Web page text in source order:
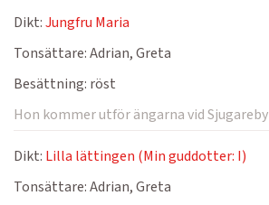
Dikt:Jungfru Maria
Tonsättare:Adrian, Greta
Besättning: röst
Hon kommer utför ängarna vid Sjugareby
Dikt: Lilla lättingen (Min guddotter: I)
Tonsättare:Adrian, Greta